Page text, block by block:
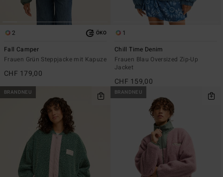
2 ÖKO
Fall Camper
Frauen Grün Steppjacke mit Kapuze
CHF 179,00
1
Chill Time Denim
Frauen Blau Oversized Zip-Up
Jacket
CHF 159,00
BRANDNEU BRANDNEU